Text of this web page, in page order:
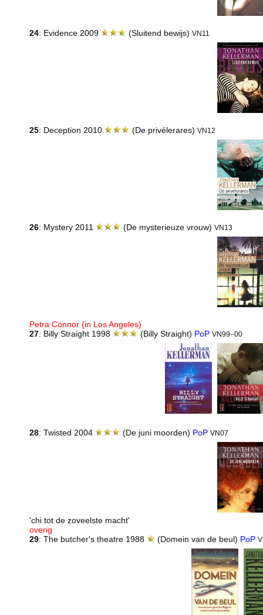
24: Evidence 2009 (Sluitend bewijs)VN11
25: Deception 2010 (De privélerares)VN12
26: Mystery 2011 (De mysterieuze vrouw)VN13
Petra Connor (in Los Angeles)
27: Billy Straight 1998 (Billy Straight) PoP VN99–00
28: Twisted 2004 (De juni moorden) PoP VN07
'chi tot de zoveelste macht'
overig
29: The butcher's theatre 1988 (Domein van de beul) PoP